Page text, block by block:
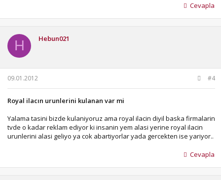
Cevapla
H Hebun021
09.01.2012 #4
Royal ilacın urunlerini kulanan var mi
Yalama tasini bizde kulaniyoruz ama royal ilacin diyil baska firmalarin
tvde o kadar reklam ediyor ki insanin yem alasi yerine royal ilacin
urunlerini alasi geliyo ya cok abartiyorlar yada gercekten ise yariyor..
Cevapla